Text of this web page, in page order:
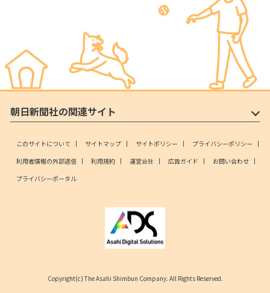
朝日新聞社の関連サイト
このサイトについて サイトマップ サイトポリシー
プライバシーポリシー
利用者情報の外部送信
利用規約 運営会社 広告ガイド
お問い合わせ
プライバシーポータル
Copyright(c) The Asahi Shimbun Company. All Rights Reserved.